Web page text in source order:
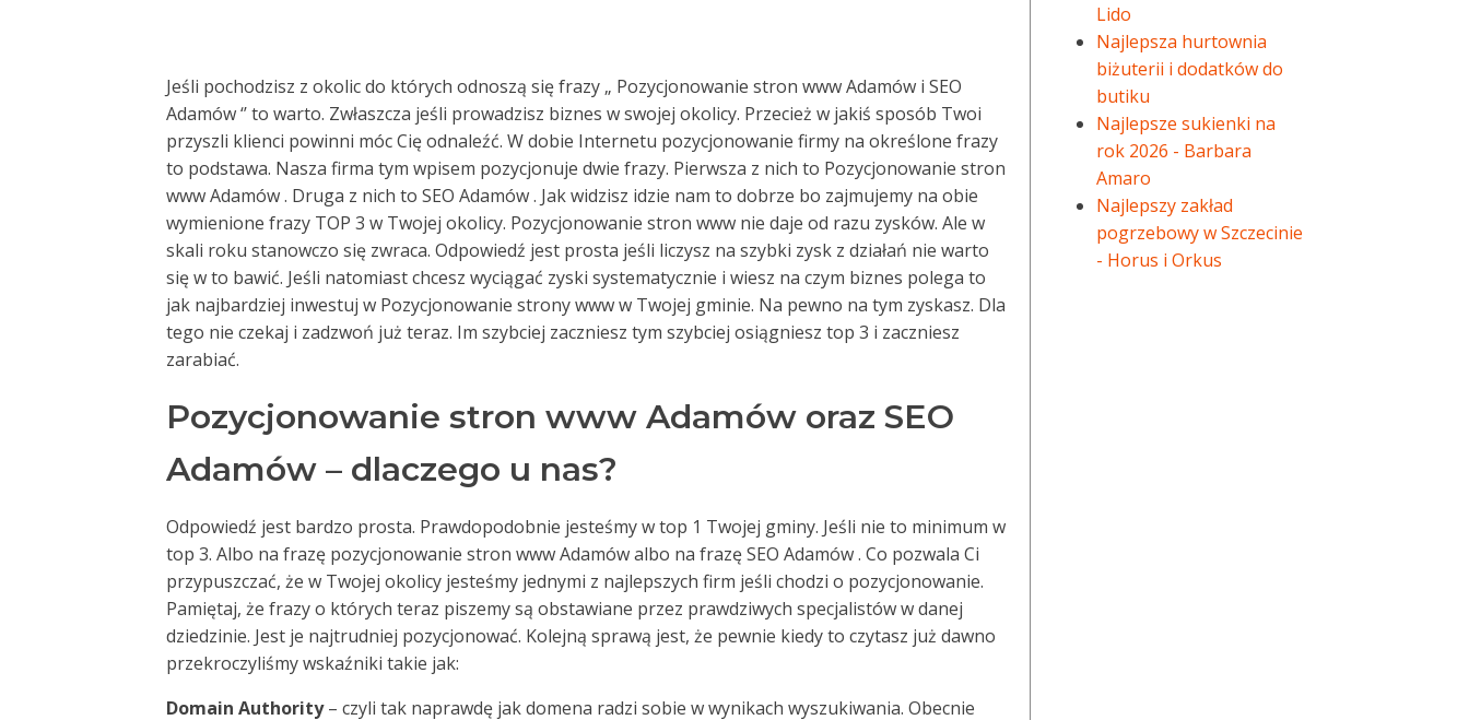
Jeśli pochodzisz z okolic do których odnoszą się frazy „ Pozycjonowanie stron www Adamów i SEO
Adamów ‘’ to warto. Zwłaszcza jeśli prowadzisz biznes w swojej okolicy. Przecież w jakiś sposób Twoi
przyszli klienci powinni móc Cię odnaleźć. W dobie Internetu pozycjonowanie firmy na określone frazy
to podstawa. Nasza firma tym wpisem pozycjonuje dwie frazy. Pierwsza z nich to Pozycjonowanie stron
www Adamów . Druga z nich to SEO Adamów . Jak widzisz idzie nam to dobrze bo zajmujemy na obie
wymienione frazy TOP 3 w Twojej okolicy. Pozycjonowanie stron www nie daje od razu zysków. Ale w
skali roku stanowczo się zwraca. Odpowiedź jest prosta jeśli liczysz na szybki zysk z działań nie warto
się w to bawić. Jeśli natomiast chcesz wyciągać zyski systematycznie i wiesz na czym biznes polega to
jak najbardziej inwestuj w Pozycjonowanie strony www w Twojej gminie. Na pewno na tym zyskasz. Dla
tego nie czekaj i zadzwoń już teraz. Im szybciej zaczniesz tym szybciej osiągniesz top 3 i zaczniesz
zarabiać.
Pozycjonowanie stron www Adamów oraz SEO
Adamów – dlaczego u nas?
Odpowiedź jest bardzo prosta. Prawdopodobnie jesteśmy w top 1 Twojej gminy. Jeśli nie to minimum w
top 3. Albo na frazę pozycjonowanie stron www Adamów albo na frazę SEO Adamów . Co pozwala Ci
przypuszczać, że w Twojej okolicy jesteśmy jednymi z najlepszych firm jeśli chodzi o pozycjonowanie.
Pamiętaj, że frazy o których teraz piszemy są obstawiane przez prawdziwych specjalistów w danej
dziedzinie. Jest je najtrudniej pozycjonować. Kolejną sprawą jest, że pewnie kiedy to czytasz już dawno
przekroczyliśmy wskaźniki takie jak:
Domain Authority– czyli tak naprawdę jak domena radzi sobie w wynikach wyszukiwania. Obecnie
Lido
Najlepsza hurtownia
biżuterii i dodatków do
butiku
Najlepsze sukienki na
rok 2026 - Barbara
Amaro
Najlepszy zakład
pogrzebowy w Szczecinie
- Horus i Orkus